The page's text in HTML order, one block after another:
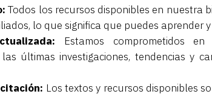
Todos los recursos disponibles en nuestra
lo que significa que puedes aprender
Estamos comprometidos
últimas investigaciones, tendencias y
Los textos y recursos disponibles